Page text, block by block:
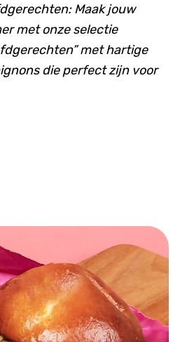
Maak jouw
met onze selectie
met hartige
die perfect zijn voor